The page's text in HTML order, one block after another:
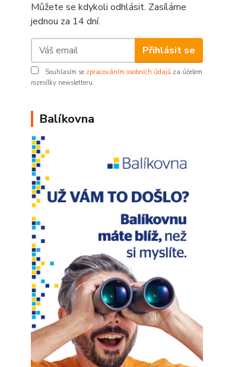
Můžete se kdykoli odhlásit. Zasíláme
jednou za 14 dní.
Přihlásit se
Souhlasím se zpracováním osobních údajů za účelem
rozesílky newsletteru.
Balíkovna